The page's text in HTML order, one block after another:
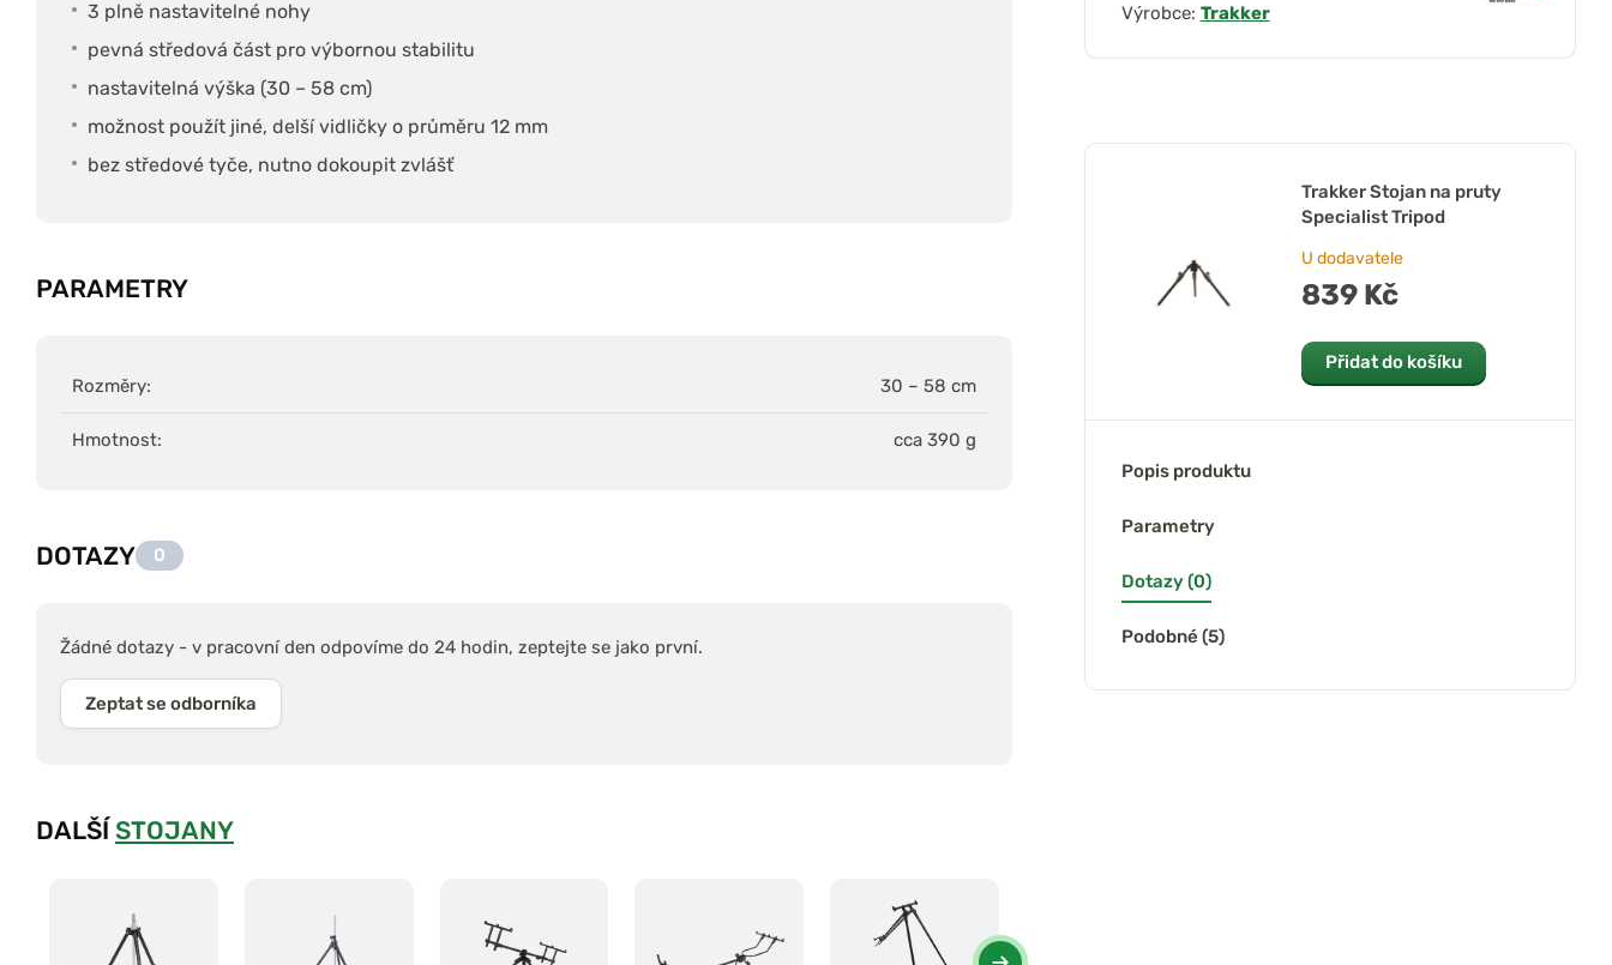
3 plně nastavitelné nohy
pevná středová část pro výbornou stabilitu
nastavitelná výška (30 – 58 cm)
možnost použít jiné, delší vidličky o průměru 12 mm
bez středové tyče, nutno dokoupit zvlášť
PARAMETRY
Rozměry: 30 – 58 cm
Hmotnost: cca 390 g
DOTAZY 0
Žádné dotazy - v pracovní den odpovíme do 24 hodin, zeptejte se jako první.
Zeptat se odborníka
DALŠÍ STOJANY
Výrobce: Trakker
Trakker Stojan na pruty
Specialist Tripod
U dodavatele
839 Kč
Přidat do košíku
Popis produktu
Parametry
Dotazy (0)
Podobné (5)